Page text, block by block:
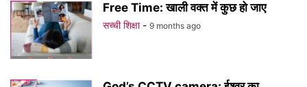
Free Time: खाली वक्त में कुछ हो जाए
सच्ची शिक्षा - 9 months ago